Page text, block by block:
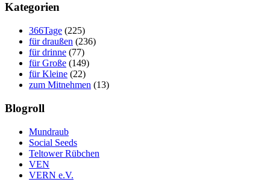
Kategorien
366Tage (225)
für draußen (236)
für drinne (77)
für Große (149)
für Kleine (22)
zum Mitnehmen (13)
Blogroll
Mundraub
Social Seeds
Teltower Rübchen
VEN
VERN e.V.